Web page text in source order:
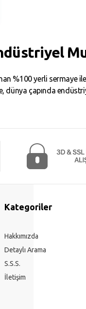
%100 yerli sermaye
dünya çapında
Kategoriler
Hakkımızda
Detaylı Arama
S.S.S.
İletişim